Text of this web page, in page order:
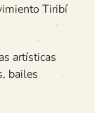
Tiribí
artísticas
bailes